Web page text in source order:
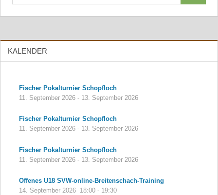
KALENDER
Fischer Pokalturnier Schopfloch
11. September 2026 - 13. September 2026
Fischer Pokalturnier Schopfloch
11. September 2026 - 13. September 2026
Fischer Pokalturnier Schopfloch
11. September 2026 - 13. September 2026
Offenes U18 SVW-online-Breitenschach-Training
14. September 2026 18:00 - 19:30